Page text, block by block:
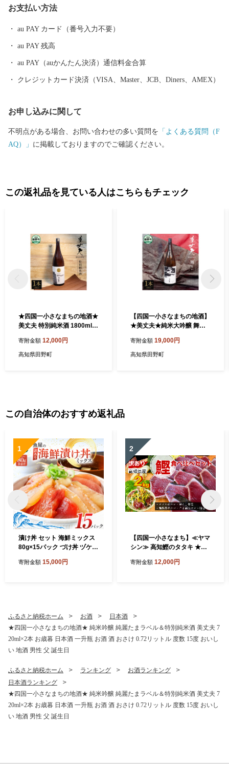
「訪れてみたい」、「住んでみたい」、「住み続けたい」と思え
お支払い方法
au PAY カード（番号入力不要）
au PAY 残高
au PAY（auかんたん決済）通信料金合算
クレジットカード決済（VISA、Master、JCB、Diners、AMEX）
お申し込みに関して
不明点がある場合、お問い合わせの多い質問を 「よくある質問（F
AQ）」 に掲載しておりますのでご確認ください。
この返礼品を見ている人はこちらもチェック
★四国一小さなまちの地酒★
美丈夫 特別純米酒 1800ml×
酒 酒 おさけ 1.8リットル 度
数 15度 おいしい 地酒 男性
寄附金額 12,000円
高知県田野町
【四国一小さなまちの地酒】
★美丈夫★純米大吟醸 舞
夫 お歳暮 日本酒 一升瓶 お酒
酒 おさけ 1.8リットル 度数 1
寄附金額 19,000円
高知県田野町
この自治体のおすすめ返礼品
1
漬け丼 セット 海鮮ミックス
80g×15パック づけ丼 ヅケ丼
素 訳あり 規格外 マグロ 鮪
真空パック 海鮮丼セット 刺
身 おすすめ 人気 ランキング
ふるさと納税 ふるさとチョ
イス 15000円
寄附金額 15,000円
2
【四国一小さなまち】≪ヤマ
シン≫ 高知鰹のタタキ ★訳
ット（タレ・おろし生姜・柚
寄附金額 12,000円
ふるさと納税ホーム お酒
日本酒
★四国一小さなまちの地酒★ 純米吟醸 純麗たまラベル＆特別純米酒 美丈夫 7
20ml×2本 お歳暮 日本酒 一升瓶 お酒 酒 おさけ 0.72リットル 度数 15度 おいし
い 地酒 男性 父 誕生日
ふるさと納税ホーム ランキング
お酒ランキング
日本酒ランキング
★四国一小さなまちの地酒★ 純米吟醸 純麗たまラベル＆特別純米酒 美丈夫 7
20ml×2本 お歳暮 日本酒 一升瓶 お酒 酒 おさけ 0.72リットル 度数 15度 おいし
い 地酒 男性 父 誕生日